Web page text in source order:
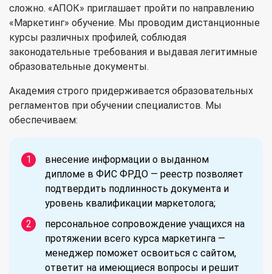
сложно. «АПОК» приглашает пройти по направлению
«Маркетинг» обучение. Мы проводим дистанционные
курсы различных профилей, соблюдая
законодательные требования и выдавая легитимные
образовательные документы.
Академия строго придерживается образовательных
регламентов при обучении специалистов. Мы
обеспечиваем:
внесение информации о выданном
дипломе в ФИС ФРДО — реестр позволяет
подтвердить подлинность документа и
уровень квалификации маркетолога;
персональное сопровождение учащихся на
протяжении всего курса маркетинга —
менеджер поможет освоиться с сайтом,
ответит на имеющиеся вопросы и решит